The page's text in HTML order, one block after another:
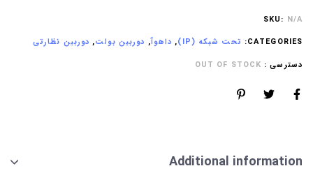
SKU: N/A
CATEGORIES:
تحت شبکه (IP) , داهوآ, دوربین بولت, دوربین نظارتی
دسترسی : OUT OF STOCK
Additional information